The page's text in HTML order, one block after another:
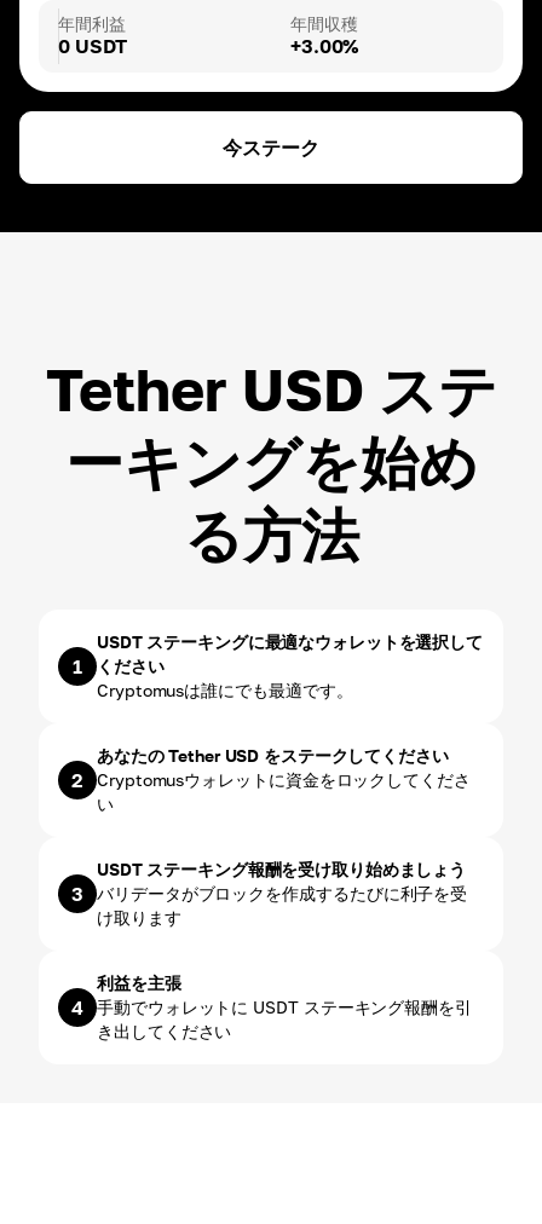
ROI ~
ROI ~3.00%
USDT
年間利益
0 USDT
年間収穫
+3.00%
今ステーク
Tether USD ステ
ーキングを始め
る方法
1
USDT ステーキングに最適なウォレットを選択して
ください
Cryptomusは誰にでも最適です。
2
あなたの Tether USD をステークしてください
Cryptomusウォレットに資金をロックしてくださ
い
3
USDT ステーキング報酬を受け取り始めましょう
バリデータがブロックを作成するたびに利子を受
け取ります
4
利益を主張
手動でウォレットに USDT ステーキング報酬を引
き出してください